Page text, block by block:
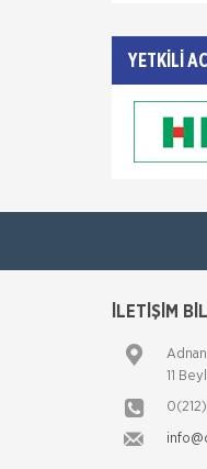
YETKİLİ
İLETİŞİM
11